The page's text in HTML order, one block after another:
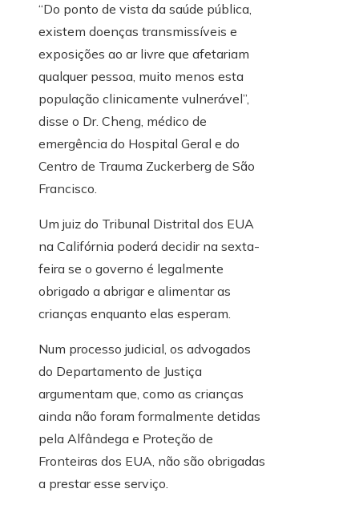
“Do ponto de vista da saúde pública,
existem doenças transmissíveis e
exposições ao ar livre que afetariam
qualquer pessoa, muito menos esta
população clinicamente vulnerável”,
disse o Dr. Cheng, médico de
emergência do Hospital Geral e do
Centro de Trauma Zuckerberg de São
Francisco.
Um juiz do Tribunal Distrital dos EUA
na Califórnia poderá decidir na sexta-
feira se o governo é legalmente
obrigado a abrigar e alimentar as
crianças enquanto elas esperam.
Num processo judicial, os advogados
do Departamento de Justiça
argumentam que, como as crianças
ainda não foram formalmente detidas
pela Alfândega e Proteção de
Fronteiras dos EUA, não são obrigadas
a prestar esse serviço.